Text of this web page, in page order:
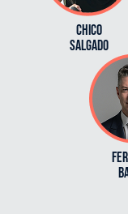
Chico
Salgado